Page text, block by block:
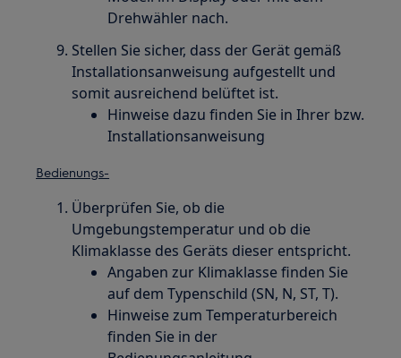
Drehwähler nach.
Stellen Sie sicher, dass der Gerät gemäß
Installationsanweisung aufgestellt und
somit ausreichend belüftet ist.
Hinweise dazu finden Sie in Ihrer bzw.
Installationsanweisung
Bedienungs-
Überprüfen Sie, ob die
Umgebungstemperatur und ob die
Klimaklasse des Geräts dieser entspricht.
Angaben zur Klimaklasse finden Sie
auf dem Typenschild (SN, N, ST, T).
Hinweise zum Temperaturbereich
finden Sie in der